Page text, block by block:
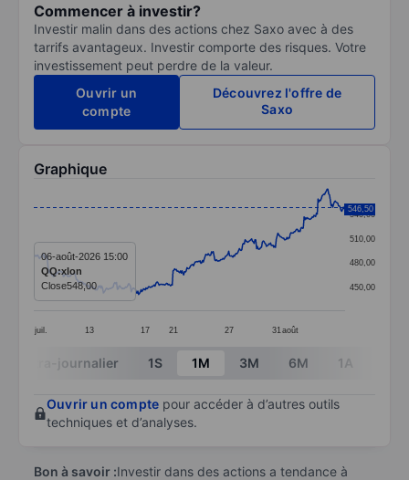
Commencer à investir?
Investir malin dans des actions chez Saxo avec à des
tarrifs avantageux. Investir comporte des risques. Votre
investissement peut perdre de la valeur.
Ouvrir un
compte
Découvrez l'offre de
Saxo
Graphique
The chart has 1 X axis displaying categories.
The chart has 1 Y axis displaying values. Data
juil. 13 17 21 27 31 août
450,00
480,00
510,00
540,00
546,50
06-août-2026 15:00
QQ:xlon
Close548,00
End of interactive chart.
Intra-journalier 1S 1M 3M 6M 1A
Ouvrir un compte pour accéder à d’autres outils
techniques et d’analyses.
Bon à savoir :Investir dans des actions a tendance à